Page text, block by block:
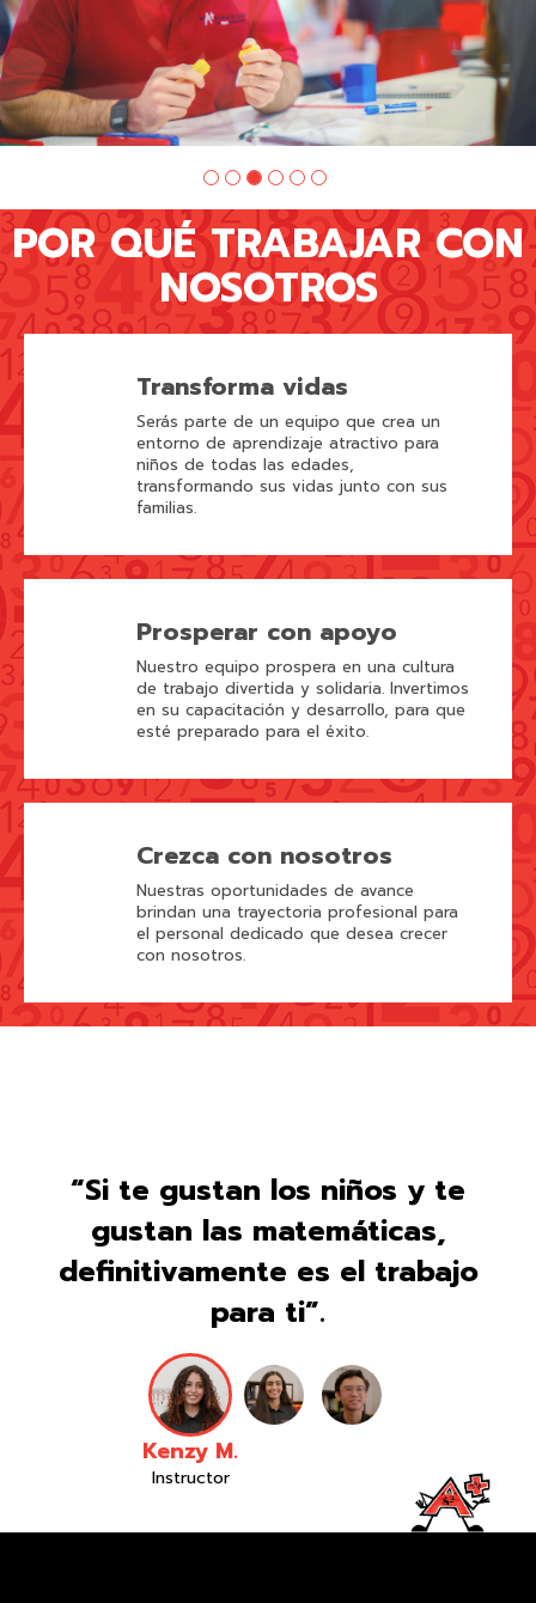
POR QUÉ TRABAJAR CON
NOSOTROS
Transforma vidas
Serás parte de un equipo que crea un
entorno de aprendizaje atractivo para
niños de todas las edades,
transformando sus vidas junto con sus
familias.
Prosperar con apoyo
Nuestro equipo prospera en una cultura
de trabajo divertida y solidaria. Invertimos
en su capacitación y desarrollo, para que
esté preparado para el éxito.
Crezca con nosotros
Nuestras oportunidades de avance
brindan una trayectoria profesional para
el personal dedicado que desea crecer
con nosotros.
“Si te gustan los niños y te
gustan las matemáticas,
definitivamente es el trabajo
para ti”.
Kenzy M.
Instructor